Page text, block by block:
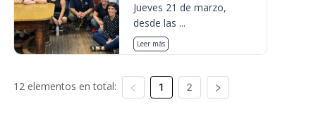
Jueves 21 de marzo,
desde las ...
Leer más
12 elementos en total: 1 2